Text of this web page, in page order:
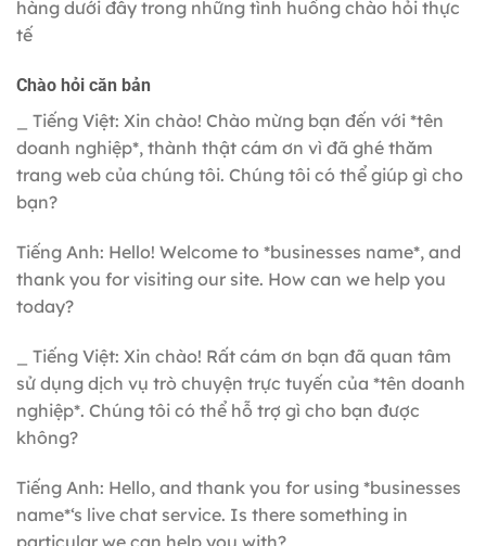
hàng dưới đây trong những tình huống chào hỏi thực
tế
Chào hỏi căn bản
_ Tiếng Việt: Xin chào! Chào mừng bạn đến với *tên
doanh nghiệp*, thành thật cám ơn vì đã ghé thăm
trang web của chúng tôi. Chúng tôi có thể giúp gì cho
bạn?
Tiếng Anh: Hello! Welcome to *businesses name*, and
thank you for visiting our site. How can we help you
today?
_ Tiếng Việt: Xin chào! Rất cám ơn bạn đã quan tâm
sử dụng dịch vụ trò chuyện trực tuyến của *tên doanh
nghiệp*. Chúng tôi có thể hỗ trợ gì cho bạn được
không?
Tiếng Anh: Hello, and thank you for using *businesses
name*‘s live chat service. Is there something in
particular we can help you with?